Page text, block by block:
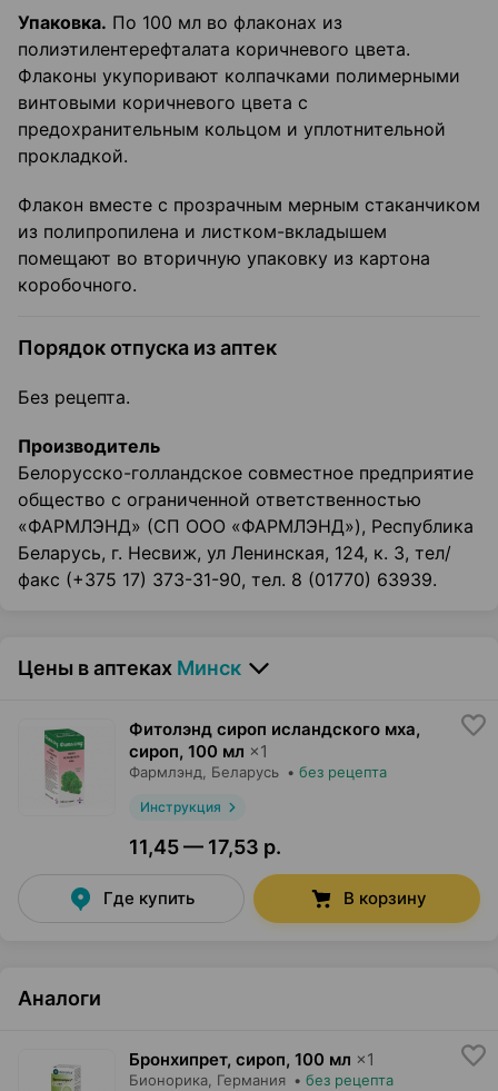
Упаковка. По 100 мл во флаконах из
полиэтилентерефталата коричневого цвета.
Флаконы укупоривают колпачками полимерными
винтовыми коричневого цвета с
предохранительным кольцом и уплотнительной
прокладкой.
Флакон вместе с прозрачным мерным стаканчиком
из полипропилена и листком-вкладышем
помещают во вторичную упаковку из картона
коробочного.
Порядок отпуска из аптек
Без рецепта.
Производитель
Белорусско-голландское совместное предприятие
общество с ограниченной ответственностью
«ФАРМЛЭНД» (СП ООО «ФАРМЛЭНД»), Республика
Беларусь, г. Несвиж, ул Ленинская, 124, к. 3, тел/
факс (+375 17) 373-31-90, тел. 8 (01770) 63939.
Цены в аптеках Минск
Фитолэнд сироп исландского мха,
сироп, 100 мл ×1
Фармлэнд, Беларусь • без рецепта
Инструкция
11,45 — 17,53 р.
Где купить В корзину
Аналоги
Бронхипрет, сироп, 100 мл ×1
Бионорика, Германия • без рецепта